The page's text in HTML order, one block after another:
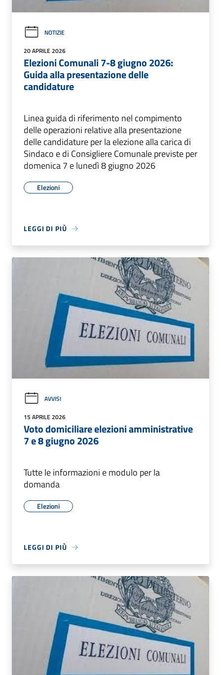
NOTIZIE
20 APRILE 2026
Elezioni Comunali 7-8 giugno 2026:
Guida alla presentazione delle
candidature
Linea guida di riferimento nel compimento
delle operazioni relative alla presentazione
delle candidature per la elezione alla carica di
Sindaco e di Consigliere Comunale previste per
domenica 7 e lunedì 8 giugno 2026
Elezioni
LEGGI DI PIÙ
AVVISI
15 APRILE 2026
Voto domiciliare elezioni amministrative
7 e 8 giugno 2026
Tutte le informazioni e modulo per la
domanda
Elezioni
LEGGI DI PIÙ